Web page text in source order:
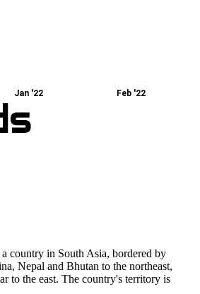
Jan '22 Feb '22
country in South Asia, bordered by
Nepal and Bhutan to the northeast,
to the east. The country's territory is